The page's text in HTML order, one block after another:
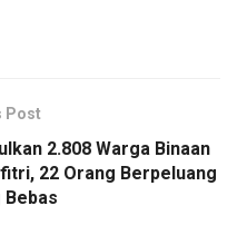
Post
2.808 Warga Binaan
22 Orang Berpeluang
Bebas